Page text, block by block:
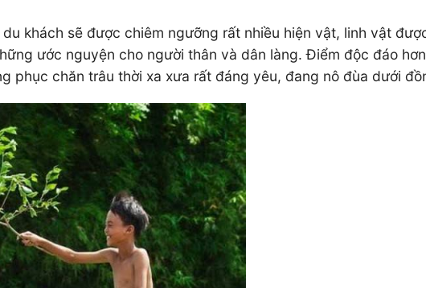
khách sẽ được chiêm ngưỡng rất nhiều hiện vật, linh vật
ước nguyện cho người thân và dân làng. Điểm độc đáo
phục chăn trâu thời xa xưa rất đáng yêu, đang nô đùa dưới